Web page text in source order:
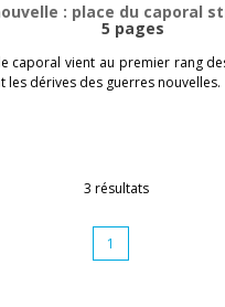
: place du caporal
5 pages
caporal vient au premier rang
les dérives des guerres nouvelles.
3 résultats
1